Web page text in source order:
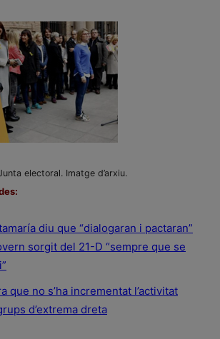
electoral. Imatge d’arxiu.
diu que “dialogaran i pactaran”
sorgit del 21-D “sempre que se
que no s’ha incrementat l’activitat
d’extrema dreta